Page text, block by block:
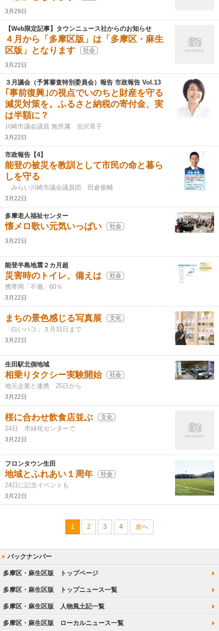
3月29日
【Web限定記事】タウンニュース社からのお知らせ
４月から「多摩区版」は「多摩区・麻生
区版」となります
社会
3月22日
３月議会（予算審査特別委員会）報告 市政報告 Vol.13
｢事前復興｣の視点でいのちと財産を守る
減災対策を。ふるさと納税の寄付金、実
は半額に？
川崎市議会議員 無所属 吉沢章子
3月22日
市政報告【4】
能登の被災を教訓として市民の命と暮ら
しを守る
みらい川崎市議会議員団 田倉俊輔
3月22日
多摩老人福祉センター
懐メロ歌い元気いっぱい 社会
3月22日
能登半島地震２カ月超
災害時のトイレ、備えは 社会
携帯用「不備」60％
3月22日
まちの景色感じる写真展 文化
「白いハコ」３月31日まで
3月22日
生田駅北側地域
相乗りタクシー実験開始 社会
地元企業と連携 25日から
3月22日
桜に合わせ飲食店並ぶ 文化
24日 市緑化センターで
3月22日
フロンタウン生田
地域とふれあい１周年 社会
24日に記念イベントも
3月22日
1 2 3 4 次へ
多摩区・麻生区版 トップページ
多摩区・麻生区版 トップニュース一覧
多摩区・麻生区版 人物風土記一覧
多摩区・麻生区版 ローカルニュース一覧